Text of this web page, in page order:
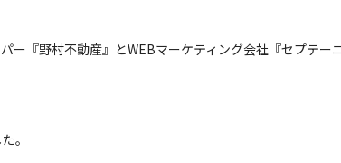
ー『野村不動産』とWEBマーケティング会社『セプテー
。